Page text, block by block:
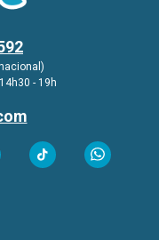
- 19h